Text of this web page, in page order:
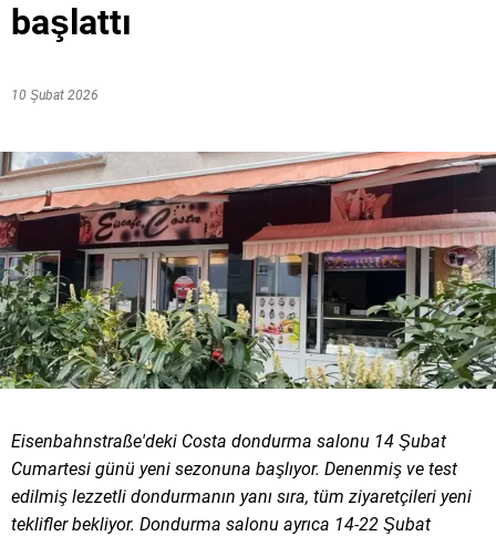
başlattı
10 Şubat 2026
Eisenbahnstraße'deki Costa dondurma salonu 14 Şubat
Cumartesi günü yeni sezonuna başlıyor. Denenmiş ve test
edilmiş lezzetli dondurmanın yanı sıra, tüm ziyaretçileri yeni
teklifler bekliyor. Dondurma salonu ayrıca 14-22 Şubat